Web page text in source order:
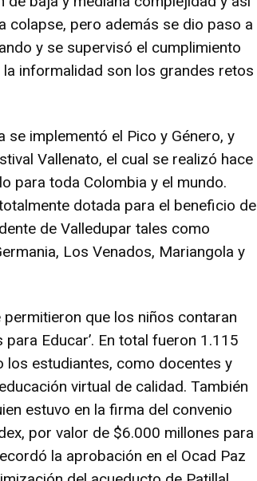
colapse, pero además se dio paso a
y se supervisó el cumplimiento
informalidad son los grandes retos
se implementó el Pico y Género, y
Vallenato, el cual se realizó hace
para toda Colombia y el mundo.
dotada para el beneficio de
de Valledupar tales como
Los Venados, Mariangola y
que los niños contaran
Educar’. En total fueron 1.115
estudiantes, como docentes y
virtual de calidad. También
estuvo en la firma del convenio
por valor de $6.000 millones para
la aprobación en el Ocad Paz